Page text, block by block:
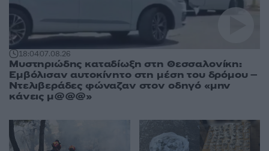
18:0407.08.26
Μυστηριώδης καταδίωξη στη Θεσσαλονίκη:
Εμβόλισαν αυτοκίνητο στη μέση του δρόμου –
Ντελιβεράδες φώναζαν στον οδηγό «μην
κάνεις μ@@@»